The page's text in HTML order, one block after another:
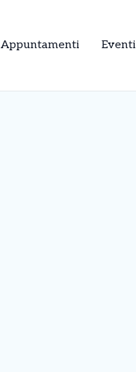
Appuntamenti Eventi